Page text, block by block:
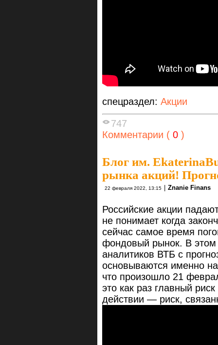
спецраздел: Акции
747
Комментарии ( 0 )
Блог им.
рынка акций!
22 февраля 2022, 13:15 | Znanie Finans
Российские акции
не понимает когда
сейчас самое время
фондовый рынок. В
аналитиков ВТБ с
основываются именно
что произошло 21
это как раз главный
действии — риск,